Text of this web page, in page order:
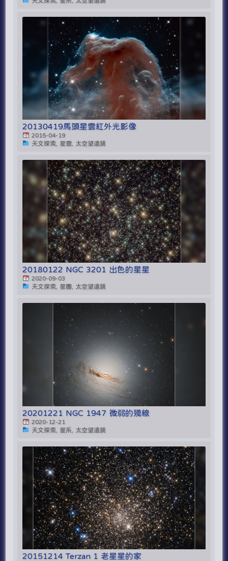
20130419馬頭星雲紅外光影像
2015-04-19
天文探索, 星雲, 太空望遠鏡
20180122 NGC 3201 出色的星星
2020-09-03
天文探索, 星團, 太空望遠鏡
20201221 NGC 1947 微弱的殘線
2020-12-21
天文探索, 星系, 太空望遠鏡
20151214 Terzan 1 老星星的家